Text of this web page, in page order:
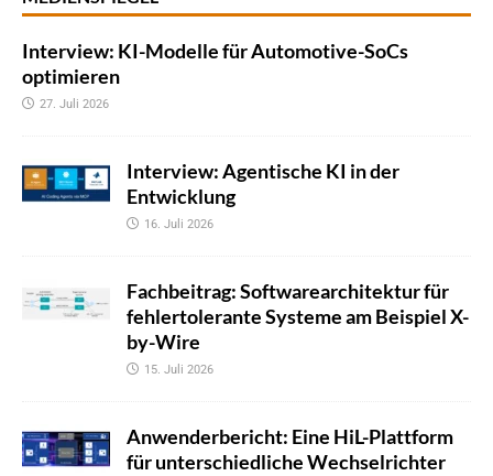
Interview: KI-Modelle für Automotive-SoCs
optimieren
27. Juli 2026
Interview: Agentische KI in der
Entwicklung
16. Juli 2026
Fachbeitrag: Softwarearchitektur für
fehlertolerante Systeme am Beispiel X-
by-Wire
15. Juli 2026
Anwenderbericht: Eine HiL-Plattform
für unterschiedliche Wechselrichter